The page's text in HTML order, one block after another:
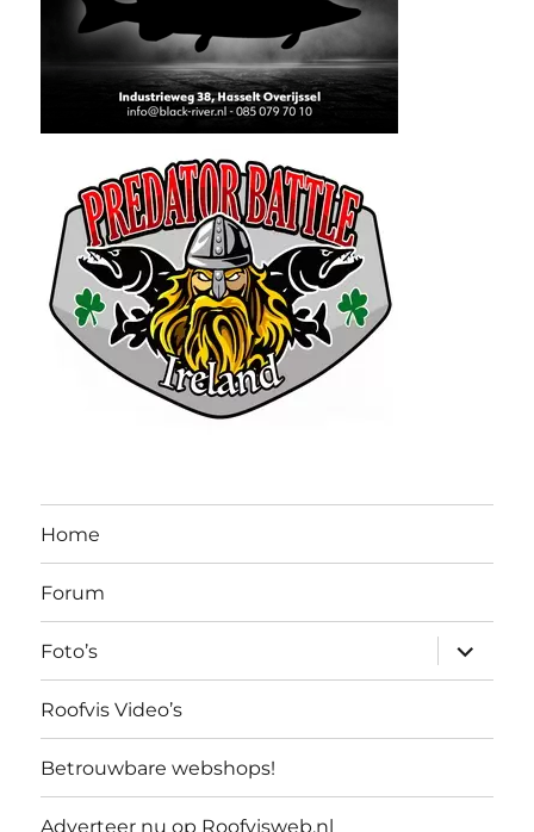
Home
Forum
Foto’s
Roofvis Video’s
Betrouwbare webshops!
Adverteer nu op Roofvisweb.nl